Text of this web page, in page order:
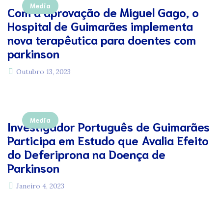
Media
Com a aprovação de Miguel Gago, o
Hospital de Guimarães implementa
nova terapêutica para doentes com
parkinson
Outubro 13, 2023
Media
Investigador Português de Guimarães
Participa em Estudo que Avalia Efeito
do Deferiprona na Doença de
Parkinson
Janeiro 4, 2023